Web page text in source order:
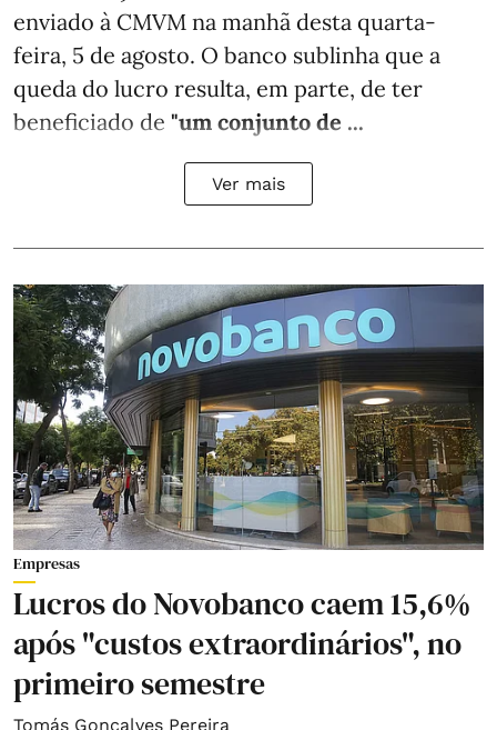
enviado à CMVM na manhã desta quarta-
feira, 5 de agosto. O banco sublinha que a
queda do lucro resulta, em parte, de ter
beneficiado de "um conjunto de ...
Ver mais
Empresas
Lucros do Novobanco caem 15,6%
após "custos extraordinários", no
primeiro semestre
Tomás Gonçalves Pereira